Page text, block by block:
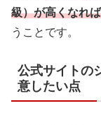
級）が高くなれ
うことです。
公式サイトの
意したい点